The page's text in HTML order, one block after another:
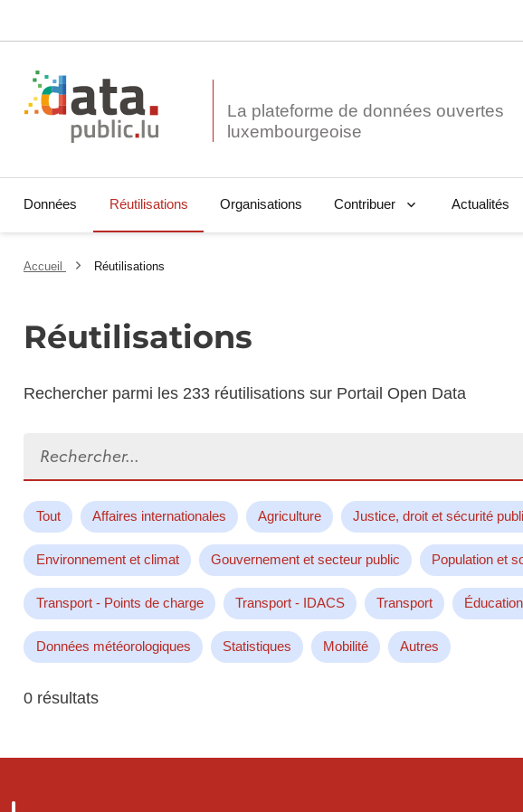
La plateforme de données ouvertes
Données Réutilisations Organisations Contribuer Actualités
Accueil Réutilisations
Réutilisations
Rechercher parmi les 233 réutilisations sur Portail Open Data
Tout Affaires internationales Agriculture Justice, droit et sécurité
Environnement et climat Gouvernement et secteur public Population et
Transport - Points de charge Transport - IDACS Transport
Données météorologiques Statistiques Mobilité Autres
0 résultats